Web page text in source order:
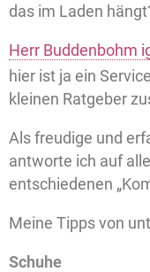
das im Laden
Herr Buddenbohm
hier ist ja ein
kleinen Ratgeber
Als freudige und
antworte ich auf
entschiedenen
Meine Tipps von
Schuhe